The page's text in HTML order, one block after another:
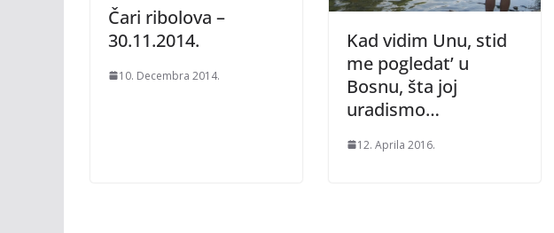
Čari ribolova –
30.11.2014.
10. Decembra 2014.
Kad vidim Unu, stid
me pogledat’ u
Bosnu, šta joj
uradismo…
12. Aprila 2016.